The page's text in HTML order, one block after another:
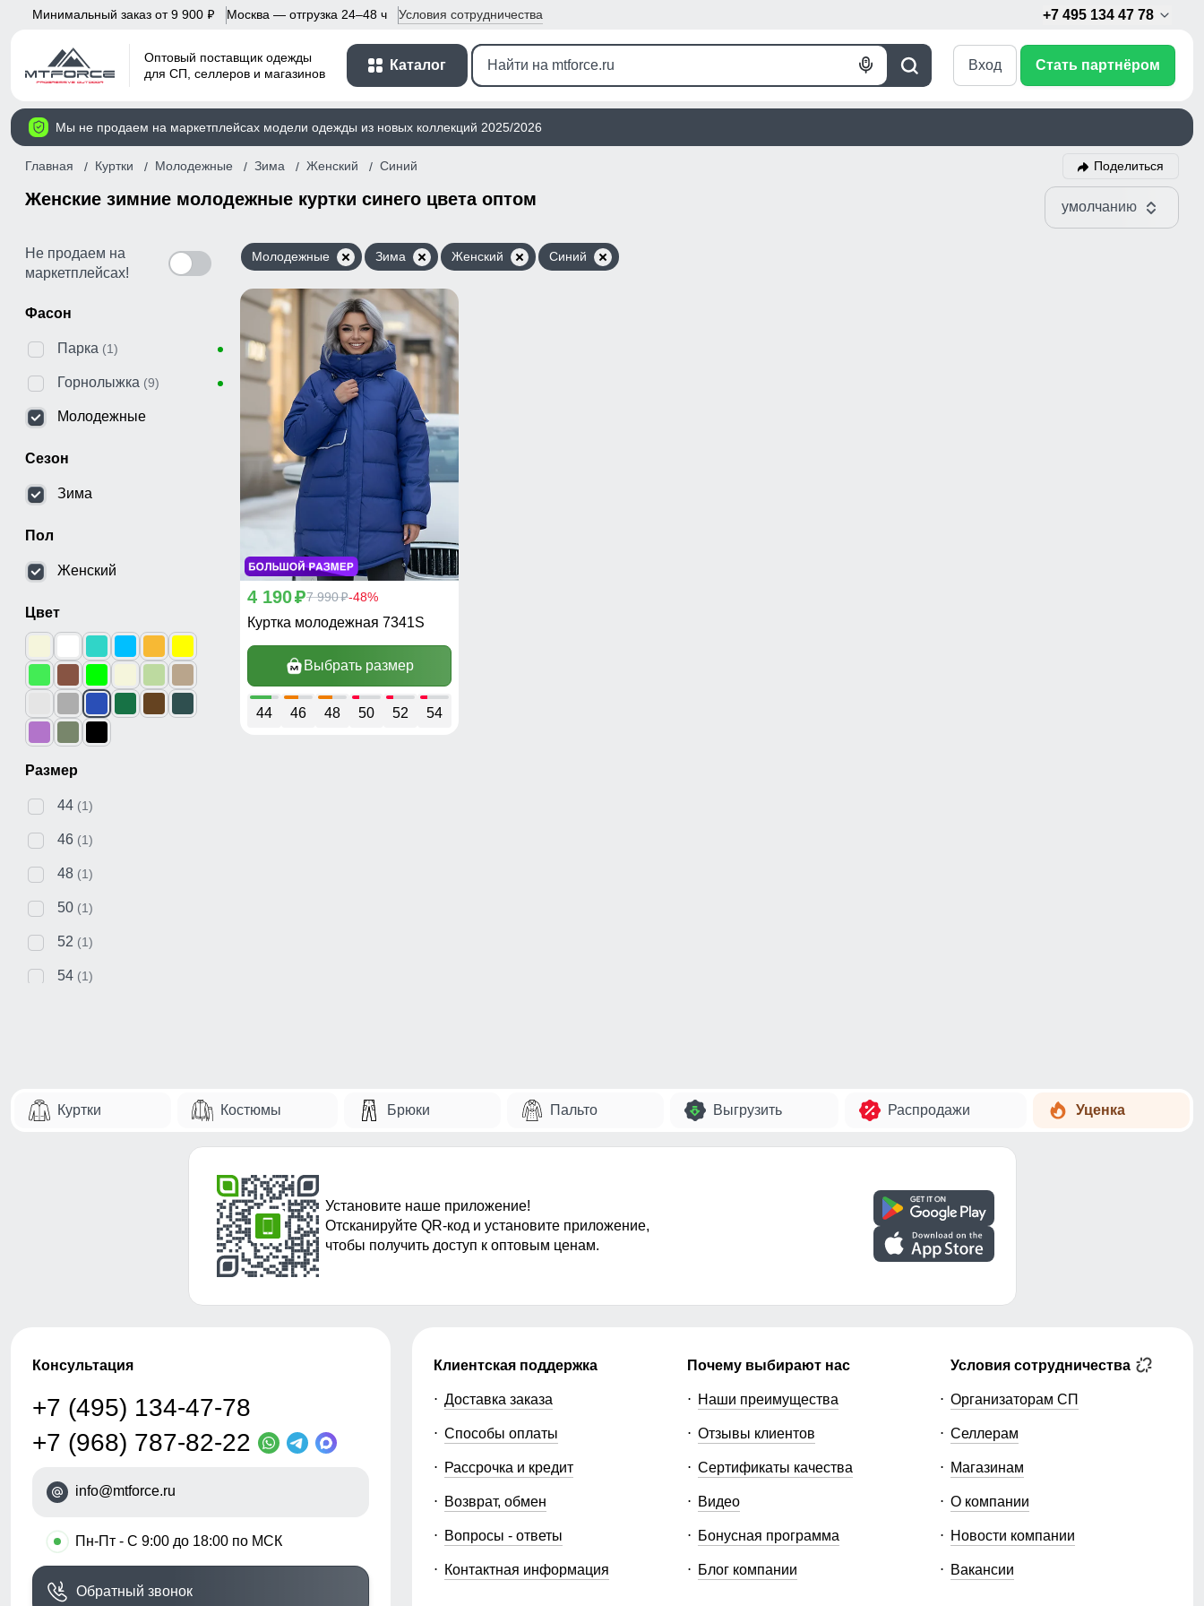
Минимальный заказ от 9 900 p Москва — отгрузка 24–48 ч Условия сотрудничества +7 495 134 47 78
Оптовый поставщик одежды
для СП, селлеров и магазинов
Каталог
Поиск
Голосовой
Вход Стать партнёром
Мы не продаем на маркетплейсах модели одежды из новых коллекций 2025/2026
Главная Куртки Молодежные Зима Женский Синий Поделиться
Женские зимние молодежные куртки синего цвета оптом умолчанию
Не продаем на
маркетплейсах!
Фасон
Парка (1)
Горнолыжка (9)
Молодежные
Сезон
Зима
Пол
Женский
Цвет
Размер
44 (1)
46 (1)
48 (1)
50 (1)
52 (1)
54 (1)
Молодежные Зима Женский Синий
4 190p7 990p-48%
Куртка молодежная 7341S
Выбрать размер
44 46 48 50 52 54
Куртки Костюмы Брюки Пальто Выгрузить Распродажи Уценка
Установите наше приложение!
Отсканируйте QR-код и установите приложение,
чтобы получить доступ к оптовым ценам.
Консультация
+7 (495) 134-47-78
+7 (968) 787-82-22
info@mtforce.ru
• Пн-Пт - С 9:00 до 18:00 по МСК
Обратный звонок
Клиентская поддержка
Доставка заказа
Способы оплаты
Рассрочка и кредит
Возврат, обмен
Вопросы - ответы
Контактная информация
Почему выбирают нас
Наши преимущества
Отзывы клиентов
Сертификаты качества
Видео
Бонусная программа
Блог компании
Условия сотрудничества
Организаторам СП
Селлерам
Магазинам
О компании
Новости компании
Вакансии